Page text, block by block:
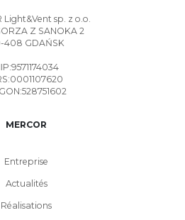
Light&Vent sp. z o.o.
Z SANOKA 2
408 GDAŃSK
MERCOR
Entreprise
Actualités
Réalisations